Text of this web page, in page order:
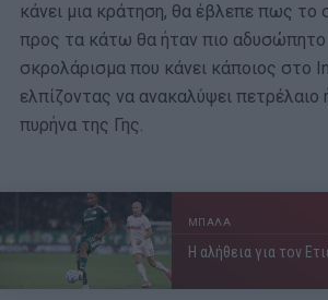
κάνει μια κράτηση, θα έβλεπε πως το
προς τα κάτω θα ήταν πιο αδυσώπητο
σκρολάρισμα που κάνει κάποιος στο
ελπίζοντας να ανακαλύψει πετρέλαιο
πυρήνα της Γης.
ΜΠΑΛΑ
Η αλήθεια για τον